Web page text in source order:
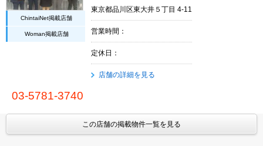
ChintaiNet掲載店舗
Woman掲載店舗
東京都品川区東大井５丁目 4-11
営業時間：
定休日：
店舗の詳細を見る
03-5781-3740
この店舗の掲載物件一覧を見る